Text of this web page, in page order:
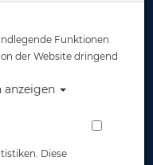
Funktionen
der Website dringend
Diese